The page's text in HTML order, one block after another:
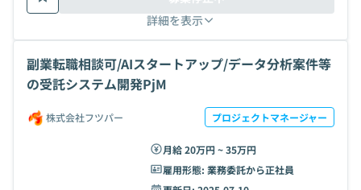
詳細を表示
副業転職相談可/AIスタートアップ/データ分析案件等
の受託システム開発PjM
株式会社フツパー プロジェクトマネージャー
月給 20万円 ~ 35万円
雇用形態: 業務委託から正社員